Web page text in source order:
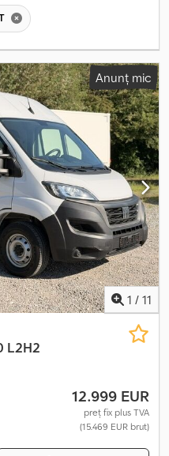
Anunț mic
1 / 11
L2H2
12.999 EUR
preț fix plus TVA
(15.469 EUR brut)